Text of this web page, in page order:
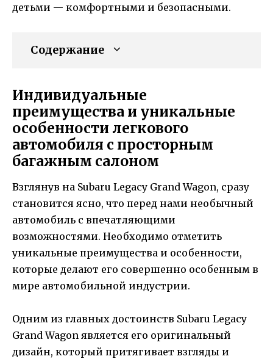
детьми — комфортными и безопасными.
Содержание
Индивидуальные
преимущества и уникальные
особенности легкового
автомобиля с просторным
багажным салоном
Взглянув на Subaru Legacy Grand Wagon, сразу
становится ясно, что перед нами необычный
автомобиль с впечатляющими
возможностями. Необходимо отметить
уникальные преимущества и особенности,
которые делают его совершенно особенным в
мире автомобильной индустрии.
Одним из главных достоинств Subaru Legacy
Grand Wagon является его оригинальный
дизайн, который притягивает взгляды и